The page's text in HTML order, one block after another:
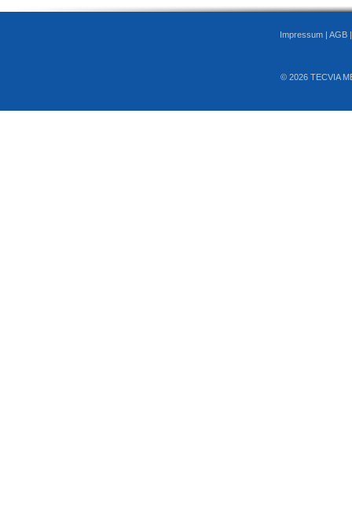
Impressum | AGB
© 2026 TECVIA